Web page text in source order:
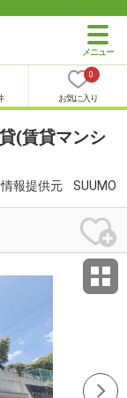
0
お気に入り
(賃貸マンシ
情報提供元 SUUMO